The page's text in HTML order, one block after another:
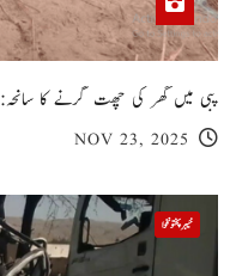
پبی میں گھر کی چھت گرنے کا سانحہ: 5 افراد جان کی بازی ہار گئے، 3 زخمی
NOV 23, 2025
خیبر پختونخوا